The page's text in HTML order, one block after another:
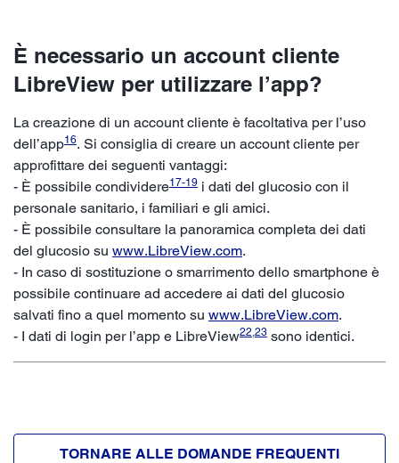
È necessario un account cliente
LibreView per utilizzare l’app?
La creazione di un account cliente è facoltativa per l’uso
dell’app16. Si consiglia di creare un account cliente per
approfittare dei seguenti vantaggi:
- È possibile condividere17-19 i dati del glucosio con il
personale sanitario, i familiari e gli amici.
- È possibile consultare la panoramica completa dei dati
del glucosio su www.LibreView.com.
- In caso di sostituzione o smarrimento dello smartphone è
possibile continuare ad accedere ai dati del glucosio
salvati fino a quel momento su www.LibreView.com.
- I dati di login per l’app e LibreView22,23 sono identici.
TORNARE ALLE DOMANDE FREQUENTI